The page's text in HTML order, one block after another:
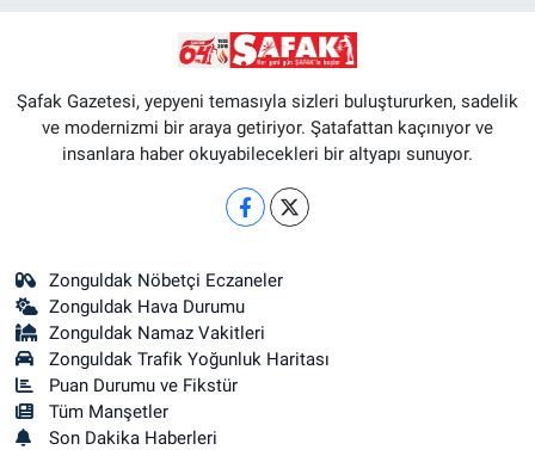
Şafak Gazetesi, yepyeni temasıyla sizleri buluştururken, sadelik
ve modernizmi bir araya getiriyor. Şatafattan kaçınıyor ve
insanlara haber okuyabilecekleri bir altyapı sunuyor.
Zonguldak Nöbetçi Eczaneler
Zonguldak Hava Durumu
Zonguldak Namaz Vakitleri
Zonguldak Trafik Yoğunluk Haritası
Puan Durumu ve Fikstür
Tüm Manşetler
Son Dakika Haberleri